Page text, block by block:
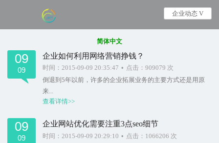
企业如何利用网络营销挣钱？
时间：2015-09-09 20:35:47 • 点击：909079 次
倒退到5年以前，许多的企业拓展业务的主要方式还是用原
来...
查看详情>>
09
09
企业网站优化需要注重3点seo细节
时间：2015-09-09 20:29:10 • 点击：1066206 次
09
09
企业动态 V
简体中文